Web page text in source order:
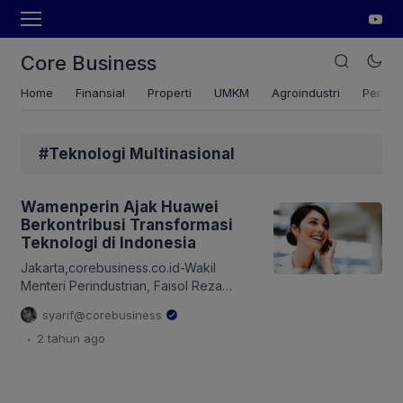
Core Business
Home Finansial Properti UMKM Agroindustri
#Teknologi Multinasional
Wamenperin Ajak Huawei
Berkontribusi Transformasi
Teknologi di Indonesia
Jakarta,corebusiness.co.id-Wakil
Menteri Perindustrian, Faisol Reza
mengapresiasi Huawei telah membawa
bisnis dan teknologi canggih masuk ke
Indonesia. Ia mengajak Huawei ikut
syarif@corebusiness
. 2 tahun ago